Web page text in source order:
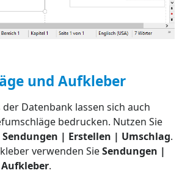
und Aufkleber
Datenbank lassen sich auch
bedrucken. Nutzen Sie
Sendungen | Erstellen | Umschlag.
verwenden SieSendungen |
.